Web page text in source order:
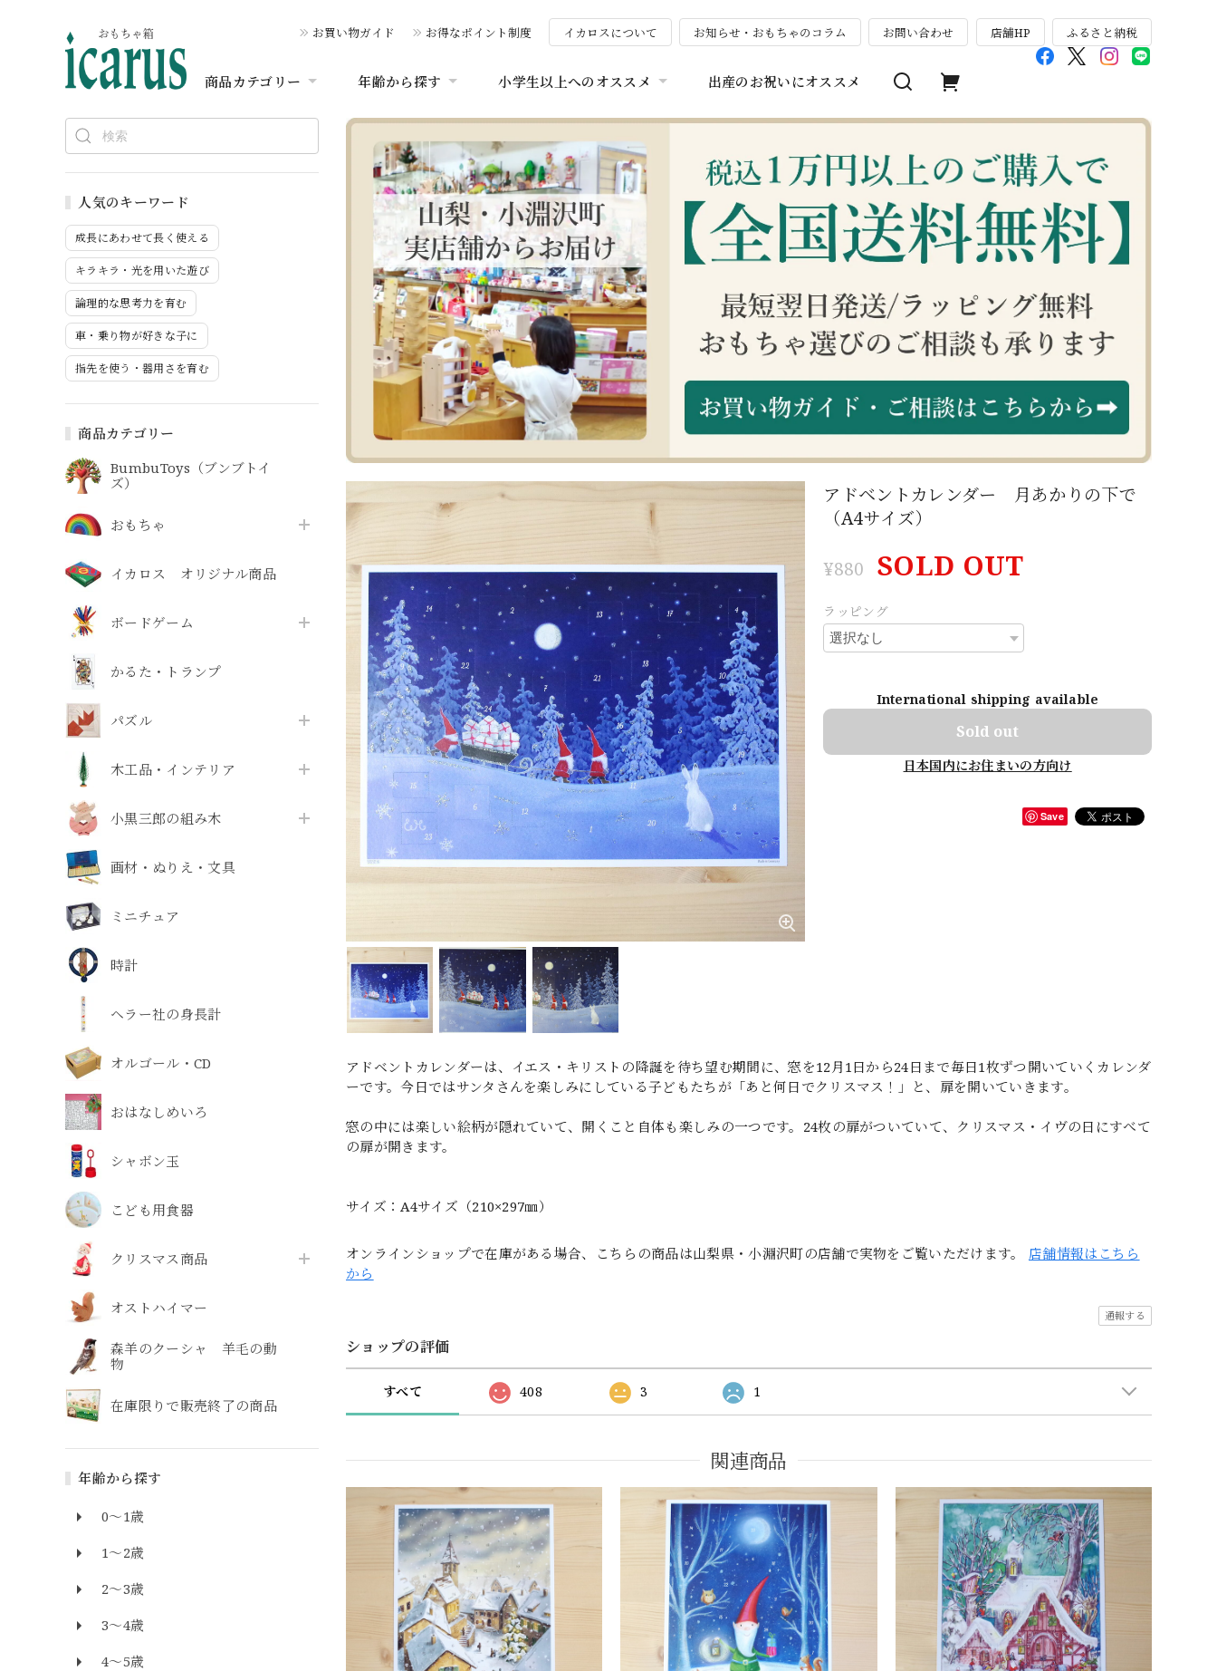
お買い物ガイド お得なポイント制度 イカロスについて お知らせ・おもちゃのコラム お問い合わせ 店舗HP ふるさと納税
商品カテゴリー 年齢から探す 小学生以上へのオススメ 出産のお祝いにオススメ
人気のキーワード
成長にあわせて長く使える
キラキラ・光を用いた遊び
論理的な思考力を育む
車・乗り物が好きな子に
指先を使う・器用さを育む
商品カテゴリー
BumbuToys（ブンブトイ
ズ）
おもちゃ
イカロス オリジナル商品
ボードゲーム
かるた・トランプ
パズル
木工品・インテリア
小黒三郎の組み木
画材・ぬりえ・文具
ミニチュア
時計
ヘラー社の身長計
オルゴール・CD
おはなしめいろ
シャボン玉
こども用食器
クリスマス商品
オストハイマー
森羊のクーシャ 羊毛の動
物
在庫限りで販売終了の商品
年齢から探す
0～1歳
1～2歳
2～3歳
3～4歳
4～5歳
アドベントカレンダー 月あかりの下で
（A4サイズ）
¥880 SOLD OUT
ラッピング
International shipping available
Sold out
日本国内にお住まいの方向け
Save
アドベントカレンダーは、イエス・キリストの降誕を待ち望む期間に、窓を12月1日から24日まで毎日1枚ずつ開いていくカレンダ
ーです。今日ではサンタさんを楽しみにしている子どもたちが「あと何日でクリスマス！」と、扉を開いていきます。
窓の中には楽しい絵柄が隠れていて、開くこと自体も楽しみの一つです。24枚の扉がついていて、クリスマス・イヴの日にすべて
の扉が開きます。
サイズ：A4サイズ（210×297㎜）
オンラインショップで在庫がある場合、こちらの商品は山梨県・小淵沢町の店舗で実物をご覧いただけます。 店舗情報はこちら
から
通報する
ショップの評価
すべて 408 3 1
関連商品